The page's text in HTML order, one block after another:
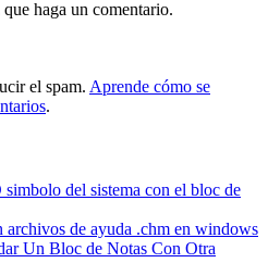
haga un comentario.
el spam. Aprende cómo se
.
del sistema con el bloc de
archivos de ayuda .chm en windows
Un Bloc de Notas Con Otra